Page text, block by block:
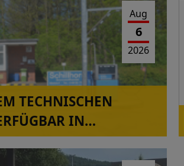
Aug
6
2026
TECHNISCHEN
IN